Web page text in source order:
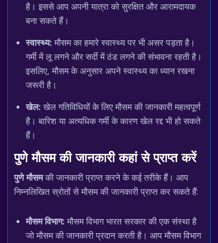
है। इससे आप अपनी यात्रा को सुरक्षित और आरामदायक
बना सकते हैं।
स्वास्थ्य: मौसम का हमारे स्वास्थ्य पर भी असर पड़ता है।
गर्मी में लू लगने और सर्दी में ठंड लगने की संभावना रहती है।
इसलिए, मौसम के अनुसार अपने स्वास्थ्य का ध्यान रखना
जरूरी है।
खेल: खेल गतिविधियों के लिए मौसम की जानकारी महत्वपूर्ण
है। बारिश या अत्यधिक गर्मी के कारण खेल रद्द भी हो सकते
हैं।
पुणे मौसमकी जानकारी कहां से प्राप्त करें
पुणे मौसमकी जानकारी प्राप्त करने के कई तरीके हैं। आप
निम्नलिखित स्रोतों से मौसम की जानकारी प्राप्त कर सकते हैं:
मौसम विभाग: मौसम विभाग भारत सरकार की एक संस्था है
जो मौसम की जानकारी प्रदान करती है। आप मौसम विभाग